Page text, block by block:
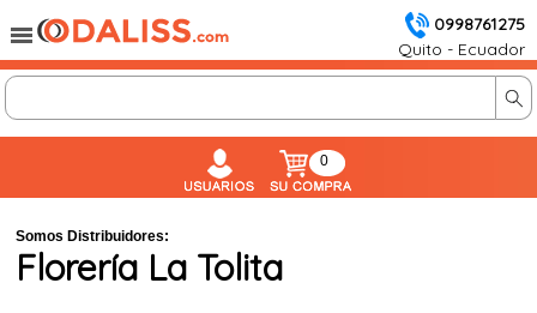
0998761275
Quito - Ecuador
0
Somos Distribuidores:
Florería La Tolita